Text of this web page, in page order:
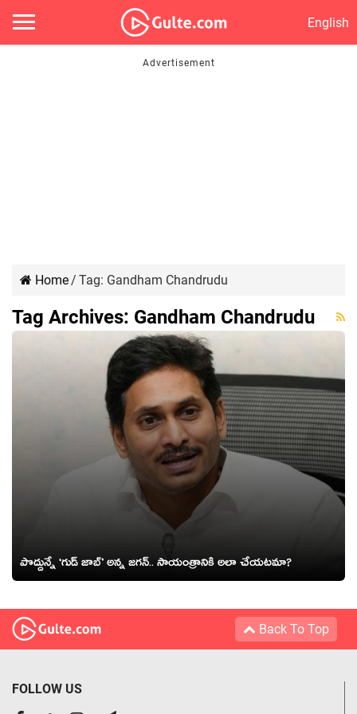
English
Home/ Tag: Gandham Chandrudu
Tag Archives: Gandham Chandrudu
పొద్దున్నే ‘గుడ్ జాబ్’ అన్న జగన్.. సాయంత్రానికి అలా చేయటమా?
Back To Top
FOLLOW US